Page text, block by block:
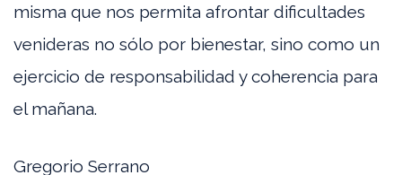
misma que nos permita afrontar dificultades
venideras no sólo por bienestar, sino como un
ejercicio de responsabilidad y coherencia para
el mañana.
Gregorio Serrano